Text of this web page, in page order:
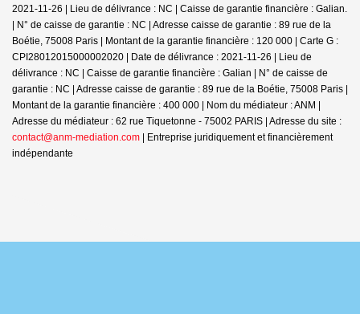
2021-11-26 | Lieu de délivrance : NC | Caisse de garantie financière : Galian.
| N° de caisse de garantie : NC | Adresse caisse de garantie : 89 rue de la
Boétie, 75008 Paris | Montant de la garantie financière : 120 000 | Carte G :
CPI28012015000002020 | Date de délivrance : 2021-11-26 | Lieu de
délivrance : NC | Caisse de garantie financière : Galian | N° de caisse de
garantie : NC | Adresse caisse de garantie : 89 rue de la Boétie, 75008 Paris |
Montant de la garantie financière : 400 000 | Nom du médiateur : ANM |
Adresse du médiateur : 62 rue Tiquetonne - 75002 PARIS | Adresse du site :
contact@anm-mediation.com | Entreprise juridiquement et financièrement
indépendante